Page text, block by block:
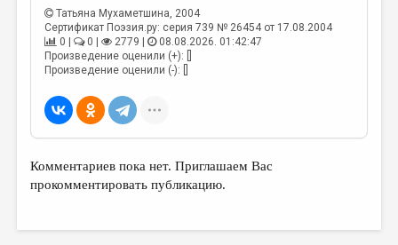
Татьяна Мухаметшина, 2004
Сертификат Поэзия.ру: серия 739 № 26454 от 17.08.2004
0 |
0 | 2779 |
08.08.2026. 01:42:47
Произведение оценили (+): []
Произведение оценили (-): []
Комментариев пока нет. Приглашаем Вас
прокомментировать публикацию.